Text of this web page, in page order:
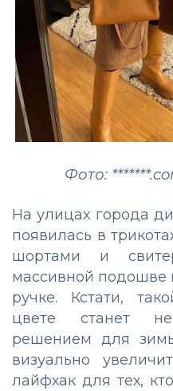
Фото:
На улицах города
появилась в
шортами и
массивной подошве
ручке. Кстати,
цвете станет
решением для
визуально
лайфхак для тех,